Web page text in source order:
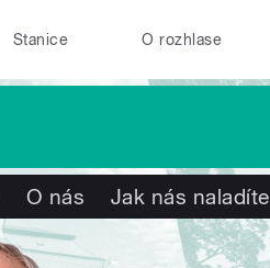
Stanice O rozhlase
O nás Jak nás naladíte